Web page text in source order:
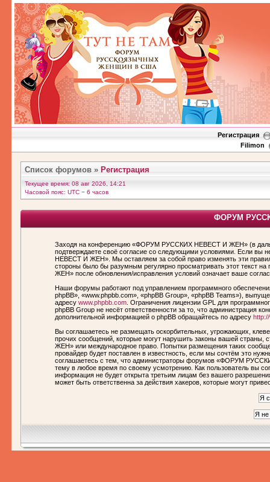
Регистрация
Filimon
Список форумов » Регистрация
Текущее время: 08 авг 2026, 14:21
Часовой пояс: UTC − 6 часов
ФОРУМ
Заходя на конференцию «ФОРУМ РУССКИХ НЕВЕСТ И ЖЕН» (в
подтверждаете своё согласие со следующими условиями. Если
НЕВЕСТ И ЖЕН». Мы оставляем за собой право изменять эти
стороны было бы разумным регулярно просматривать этот текст
ЖЕН» после обновления/исправления условий означает ваше
Наши форумы работают под управлением программного
phpBB», «www.phpbb.com», «phpBB Group», «phpBB Teams»),
адресу www.phpbb.com . Ограничения лицензии GPL для
phpBB Group не несёт ответственности за то, что администрация
дополнительной информацией о phpBB обращайтесь по адресу
Вы соглашаетесь не размещать оскорбительных, угрожающих,
прочих сообщений, которые могут нарушить законы вашей
ЖЕН» или международное право. Попытки размещения таких
провайдер будет поставлен в известность, если мы сочтём это
соглашаетесь с тем, что администраторы форумов «ФОРУМ
тему в любое время по своему усмотрению. Как пользователь вы
информация не будет открыта третьим лицам без вашего
может быть ответственна за действия хакеров, которые могут